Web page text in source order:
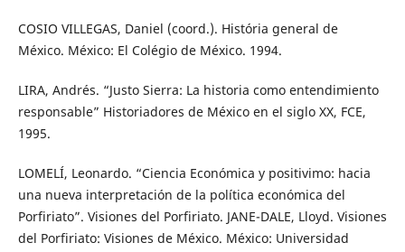
COSIO VILLEGAS, Daniel (coord.). História general de
México. México: El Colégio de México. 1994.
LIRA, Andrés. “Justo Sierra: La historia como entendimiento
responsable” Historiadores de México en el siglo XX, FCE,
1995.
LOMELÍ, Leonardo. “Ciencia Económica y positivimo: hacia
una nueva interpretación de la política económica del
Porfiriato”. Visiones del Porfiriato. JANE-DALE, Lloyd. Visiones
del Porfiriato: Visiones de México. México: Universidad